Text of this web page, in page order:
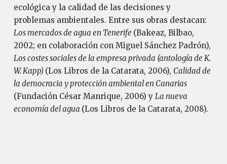
ecológica y la calidad de las decisiones y
problemas ambientales. Entre sus obras destacan:
Los mercados de agua en Tenerife (Bakeaz, Bilbao,
2002; en colaboración con Miguel Sánchez Padrón),
Los costes sociales de la empresa privada (antología de K.
W. Kapp) (Los Libros de la Catarata, 2006), Calidad de
la democracia y protección ambiental en Canarias
(Fundación César Manrique, 2006) y La nueva
economía del agua (Los Libros de la Catarata, 2008).